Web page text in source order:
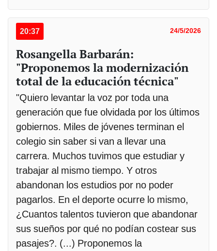
20:37 24/5/2026
Rosangella Barbarán:
"Proponemos la modernización
total de la educación técnica"
"Quiero levantar la voz por toda una
generación que fue olvidada por los últimos
gobiernos. Miles de jóvenes terminan el
colegio sin saber si van a llevar una
carrera. Muchos tuvimos que estudiar y
trabajar al mismo tiempo. Y otros
abandonan los estudios por no poder
pagarlos. En el deporte ocurre lo mismo,
¿Cuantos talentos tuvieron que abandonar
sus sueños por qué no podían costear sus
pasajes?. (...) Proponemos la